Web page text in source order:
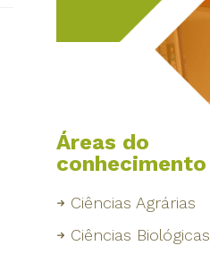
Áreas do
conhecimento
Ciências Agrárias
Ciências Biológicas